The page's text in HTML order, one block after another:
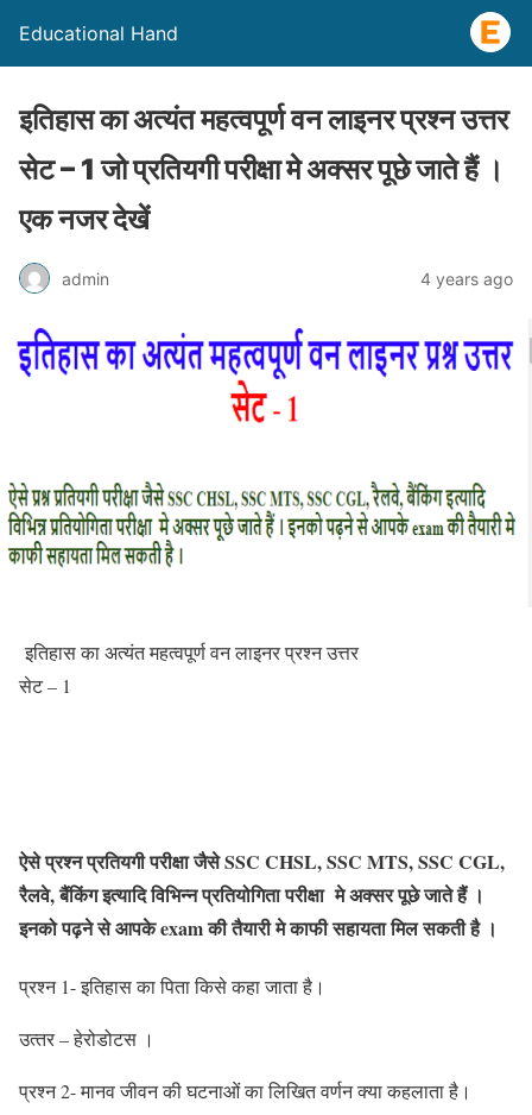
Educational Hand
इतिहास का अत्यंत महत्वपूर्ण वन लाइनर प्रश्न उत्तर
सेट – 1 जो प्रतियगी परीक्षा मे अक्सर पूछे जाते हैं ।
एक नजर देखें
admin 4 years ago
इतिहास का अत्यंत महत्वपूर्ण वन लाइनर प्रश्न उत्तर
सेट – 1
ऐसे प्रश्न प्रतियगी परीक्षा जैसे SSC CHSL, SSC MTS, SSC CGL,
रैलवे, बैंकिंग इत्यादि विभिन्न प्रतियोगिता परीक्षा मे अक्सर पूछे जाते हैं ।
इनको पढ़ने से आपके exam की तैयारी मे काफी सहायता मिल सकती है ।
प्रश्‍न 1- इतिहास का पिता किसे कहा जाता है।
उत्‍तर – हेरोडोटस ।
प्रश्‍न 2- मानव जीवन की घटनाओं का लिखित वर्णन क्‍या कहलाता है।